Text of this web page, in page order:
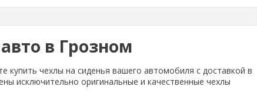
в Грозном
купить чехлы на сиденья вашего автомобиля с доставкой в
исключительно оригинальные и качественные чехлы